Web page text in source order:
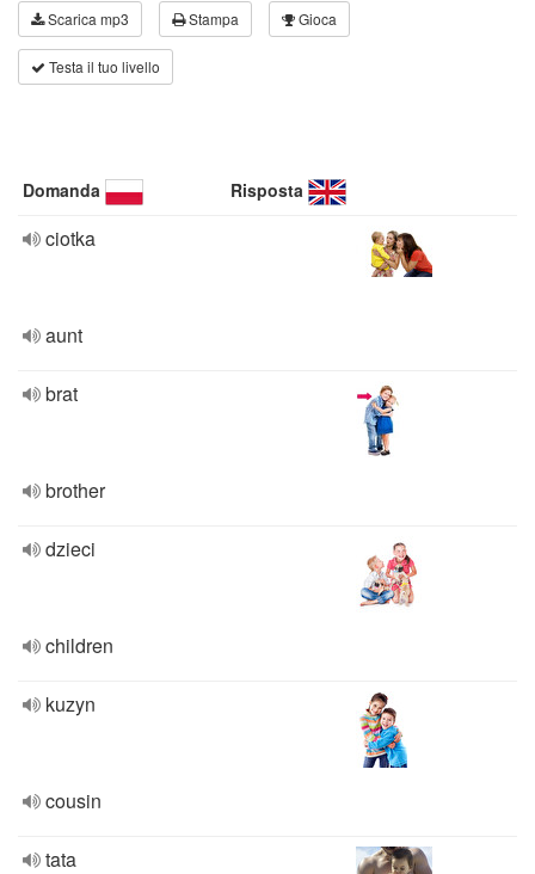
Scarica mp3 Stampa Gioca
Testa il tuo livello
Domanda Risposta
ciotka
aunt
brat
brother
dzieci
children
kuzyn
cousin
tata